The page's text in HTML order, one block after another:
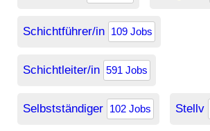
Schichtführer/in 109 Jobs
Schichtleiter/in 591 Jobs
Selbstständiger 102 Jobs Stellv